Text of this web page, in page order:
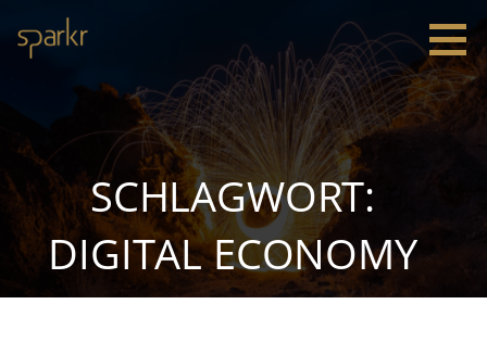
Inhalt
springen
Leadership
SCHLAGWORT:
DIGITAL ECONOMY